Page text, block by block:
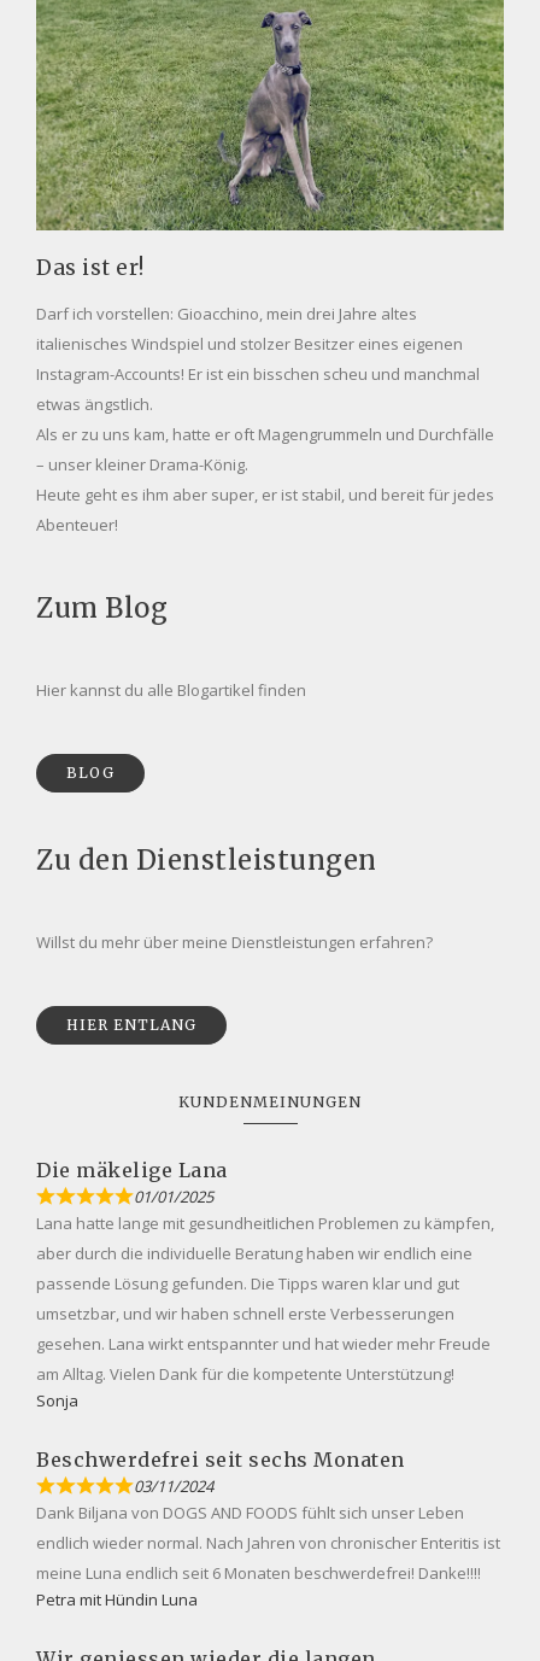
Das ist er!
Darf ich vorstellen: Gioacchino, mein drei Jahre altes
italienisches Windspiel und stolzer Besitzer eines eigenen
Instagram-Accounts! Er ist ein bisschen scheu und manchmal
etwas ängstlich.
Als er zu uns kam, hatte er oft Magengrummeln und Durchfälle
– unser kleiner Drama-König.
Heute geht es ihm aber super, er ist stabil, und bereit für jedes
Abenteuer!
Zum Blog
Hier kannst du alle Blogartikel finden
BLOG
Zu den Dienstleistungen
Willst du mehr über meine Dienstleistungen erfahren?
HIER ENTLANG
KUNDENMEINUNGEN
Die mäkelige Lana
01/01/2025
Lana hatte lange mit gesundheitlichen Problemen zu kämpfen,
aber durch die individuelle Beratung haben wir endlich eine
passende Lösung gefunden. Die Tipps waren klar und gut
umsetzbar, und wir haben schnell erste Verbesserungen
gesehen. Lana wirkt entspannter und hat wieder mehr Freude
am Alltag. Vielen Dank für die kompetente Unterstützung!
Sonja
Beschwerdefrei seit sechs Monaten
03/11/2024
Dank Biljana von DOGS AND FOODS fühlt sich unser Leben
endlich wieder normal. Nach Jahren von chronischer Enteritis ist
meine Luna endlich seit 6 Monaten beschwerdefrei! Danke!!!!
Petra mit Hündin Luna